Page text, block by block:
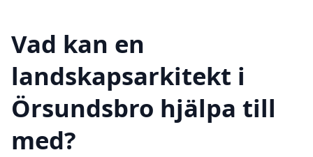
Vad kan en
landskapsarkitekt i
Örsundsbro hjälpa till
med?